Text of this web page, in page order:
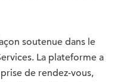
soutenue dans le
La plateforme a
de rendez-vous,